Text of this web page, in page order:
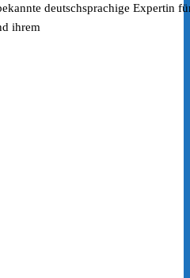
deutschsprachige Expertin
ihrem